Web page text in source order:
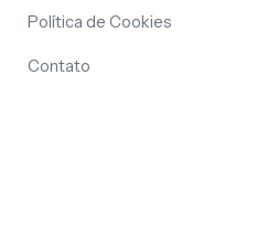
Política de Cookies
Contato